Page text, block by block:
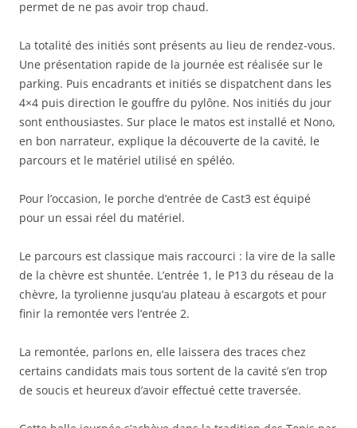
permet de ne pas avoir trop chaud.
La totalité des initiés sont présents au lieu de rendez-vous.
Une présentation rapide de la journée est réalisée sur le
parking. Puis encadrants et initiés se dispatchent dans les
4×4 puis direction le gouffre du pylône. Nos initiés du jour
sont enthousiastes. Sur place le matos est installé et Nono,
en bon narrateur, explique la découverte de la cavité, le
parcours et le matériel utilisé en spéléo.
Pour l’occasion, le porche d’entrée de Cast3 est équipé
pour un essai réel du matériel.
Le parcours est classique mais raccourci : la vire de la salle
de la chèvre est shuntée. L’entrée 1, le P13 du réseau de la
chèvre, la tyrolienne jusqu’au plateau à escargots et pour
finir la remontée vers l’entrée 2.
La remontée, parlons en, elle laissera des traces chez
certains candidats mais tous sortent de la cavité s’en trop
de soucis et heureux d’avoir effectué cette traversée.